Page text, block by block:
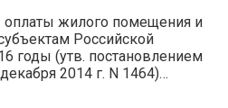
жилого помещения и
Российской
годы (утв. постановлением
2014 г. N 1464)…